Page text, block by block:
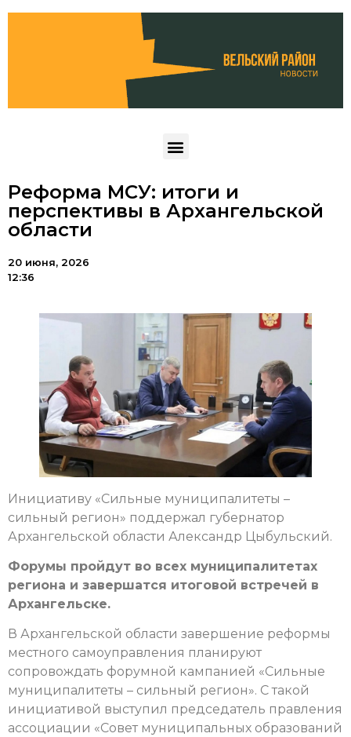
Реформа МСУ: итоги и
перспективы в Архангельской
области
20 июня, 2026
12:36
Инициативу «Сильные муниципалитеты –
сильный регион» поддержал губернатор
Архангельской области Александр Цыбульский.
Форумы пройдут во всех муниципалитетах
региона и завершатся итоговой встречей в
Архангельске.
В Архангельской области завершение реформы
местного самоуправления планируют
сопровождать форумной кампанией «Сильные
муниципалитеты – сильный регион». С такой
инициативой выступил председатель правления
ассоциации «Совет муниципальных образований